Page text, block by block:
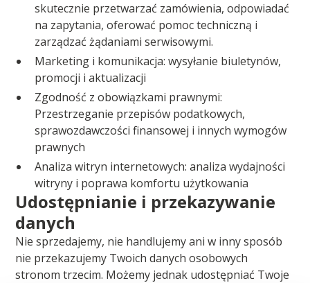
skutecznie przetwarzać zamówienia, odpowiadać
na zapytania, oferować pomoc techniczną i
zarządzać żądaniami serwisowymi.
Marketing i komunikacja: wysyłanie biuletynów,
promocji i aktualizacji
Zgodność z obowiązkami prawnymi:
Przestrzeganie przepisów podatkowych,
sprawozdawczości finansowej i innych wymogów
prawnych
Analiza witryn internetowych: analiza wydajności
witryny i poprawa komfortu użytkowania
Udostępnianie i przekazywanie
danych
Nie sprzedajemy, nie handlujemy ani w inny sposób
nie przekazujemy Twoich danych osobowych
stronom trzecim. Możemy jednak udostępniać Twoje